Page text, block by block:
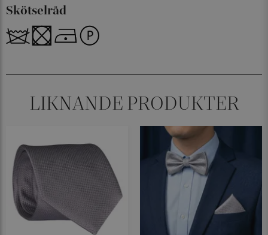
Skötselråd
LIKNANDE PRODUKTER